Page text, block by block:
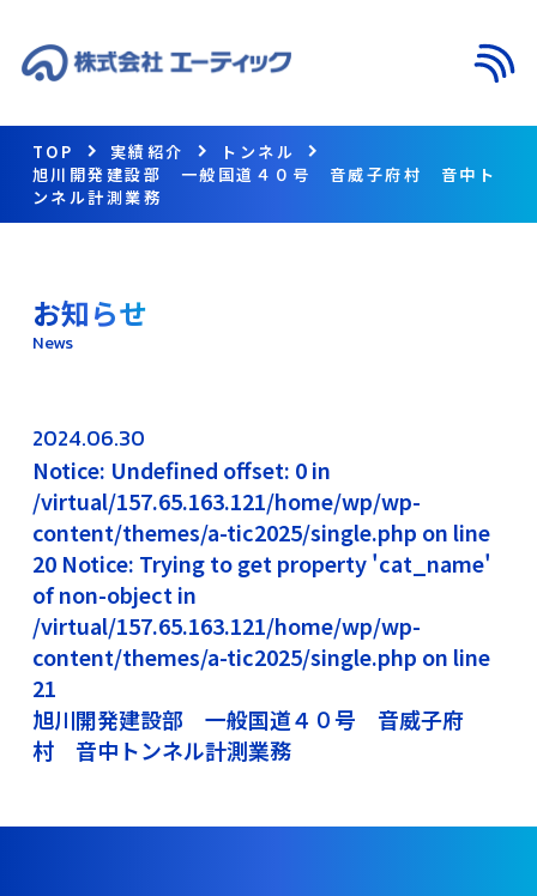
TOP 実績紹介
トンネル
旭川開発建設部 一般国道４０号 音威子府村 音中ト
ンネル計測業務
お知らせ
News
2024.06.30
Notice: Undefined offset: 0 in
/virtual/157.65.163.121/home/wp/wp-
content/themes/a-tic2025/single.php on line
20 Notice: Trying to get property 'cat_name'
of non-object in
/virtual/157.65.163.121/home/wp/wp-
content/themes/a-tic2025/single.php on line
21
旭川開発建設部 一般国道４０号 音威子府
村 音中トンネル計測業務